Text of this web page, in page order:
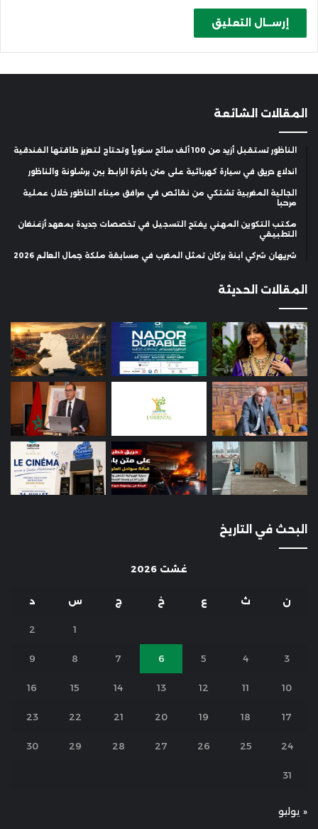
المقالات الشائعة
الناظور تستقبل أزيد من 100 ألف سائح سنوياً وتحتاج لتعزيز طاقتها الفندقية
اندلاع حريق في سيارة كهربائية على متن باخرة الرابط بين برشلونة والناظور
الجالية المغربية تشتكي من نقائص في مرافق ميناء الناظور خلال عملية
مرحبا
مكتب التكوين المهني يفتح التسجيل في تخصصات جديدة بمعهد أزغنغان
التطبيقي
شريهان شركي ابنة بركان تمثل المغرب في مسابقة ملكة جمال العالم 2026
المقالات الحديثة
البحث في التاريخ
غشت 2026
ن ث ع خ ج س د
1
2
3
4
5
6
7
8
9
10
11
12
13
14
15
16
17
18
19
20
21
22
23
24
25
26
27
28
29
30
31
« يوليو